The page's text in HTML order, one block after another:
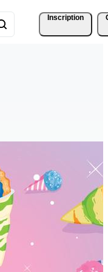
Inscription